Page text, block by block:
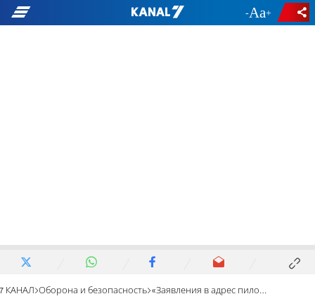
- +
7 КАНАЛ Оборона и безопасность «Заявления в адрес пилотов наносят большой ущерб»